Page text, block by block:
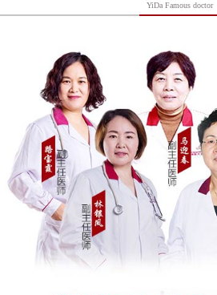
YiDa Famous doctor